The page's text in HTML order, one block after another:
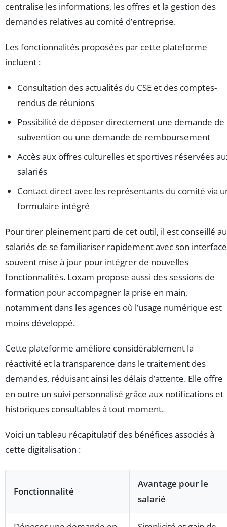
centralise les informations, les offres et la gestion des
demandes relatives au comité d’entreprise.
Les fonctionnalités proposées par cette plateforme
incluent :
Consultation des actualités du CSE et des comptes-
rendus de réunions
Possibilité de déposer directement une demande de
subvention ou une demande de remboursement
Accès aux offres culturelles et sportives réservées
salariés
Contact direct avec les représentants du comité via
formulaire intégré
Pour tirer pleinement parti de cet outil, il est conseillé
salariés de se familiariser rapidement avec son
souvent mise à jour pour intégrer de nouvelles
fonctionnalités. Loxam propose aussi des sessions de
formation pour accompagner la prise en main,
notamment dans les agences où l’usage numérique est
moins développé.
Cette plateforme améliore considérablement la
réactivité et la transparence dans le traitement des
demandes, réduisant ainsi les délais d’attente. Elle offre
en outre un suivi personnalisé grâce aux notifications et
historiques consultables à tout moment.
Voici un tableau récapitulatif des bénéfices associés à
cette digitalisation :
Fonctionnalité
Avantage pour le
salarié